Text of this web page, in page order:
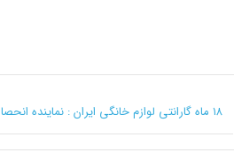
۱۸ ماه گارانتی لوازم خانگی ایران : نماینده انحصاری ریوالد در ایران